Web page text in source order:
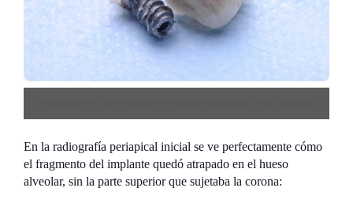
del hueso del paciente.
En la radiografía periapical inicial se ve perfectamente cómo
el fragmento del implante quedó atrapado en el hueso
alveolar, sin la parte superior que sujetaba la corona: